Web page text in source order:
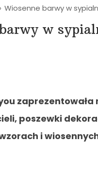
Wiosenne barwy w
w
poszewki
i